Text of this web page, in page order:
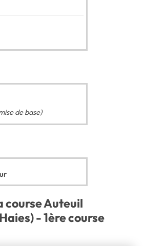
de base)
course Auteuil
- 1ère course